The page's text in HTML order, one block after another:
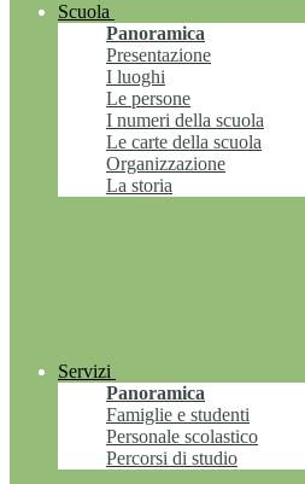
Scuola
Panoramica
Presentazione
I luoghi
Le persone
I numeri della scuola
Le carte della scuola
Organizzazione
La storia
Servizi
Panoramica
Famiglie e studenti
Personale scolastico
Percorsi di studio